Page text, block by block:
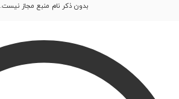
بدون ذکر نام منبع مجاز نیست.